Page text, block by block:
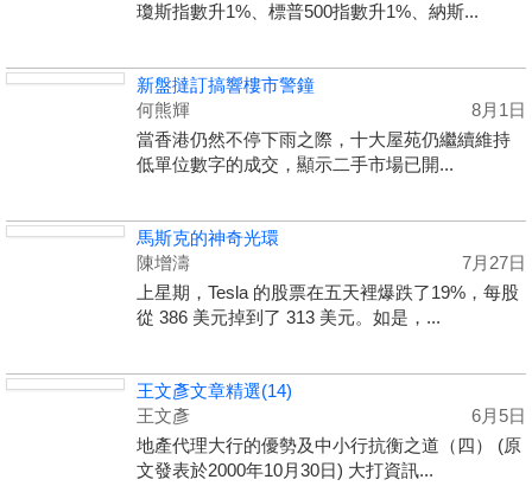
瓊斯指數升1%、標普500指數升1%、納斯...
新盤撻訂搞響樓市警鐘
何熊輝
8月1日
當香港仍然不停下雨之際，十大屋苑仍繼續維持
低單位數字的成交，顯示二手市場已開...
馬斯克的神奇光環
陳增濤
7月27日
上星期，Tesla 的股票在五天裡爆跌了19%，每股
從 386 美元掉到了 313 美元。如是，...
王文彥文章精選(14)
王文彥
6月5日
地產代理大行的優勢及中小行抗衡之道（四） (原
文發表於2000年10月30日) 大打資訊...